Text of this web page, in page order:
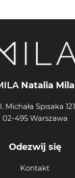
Natalia Mila
Michała Spisaka 121
02-495 Warszawa
Odezwij się
Kontakt